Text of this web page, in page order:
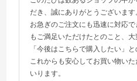
だき、誠にありがとうございます
お急ぎのご注文にも迅速に対応
もご満足いただけたとのこと、大
「今後はこちらで購入したい」と
これからも安心してお買い物いた
いります。